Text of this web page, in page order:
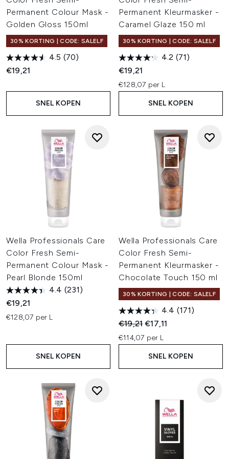
Permanent Colour Mask -
Golden Gloss 150ml
30% KORTING | CODE: SALELF
4.5 (70)
€19,21
SNEL KOPEN
Permanent Kleurmasker -
Caramel Glaze 150 ml
30% KORTING | CODE: SALELF
4.2 (71)
€19,21
€128,07 per L
SNEL KOPEN
Wella Professionals Care
Color Fresh Semi-
Permanent Colour Mask -
Pearl Blonde 150ml
4.4 (231)
€19,21
€128,07 per L
SNEL KOPEN
Wella Professionals Care
Color Fresh Semi-
Permanent Kleurmasker -
Chocolate Touch 150 ml
30% KORTING | CODE: SALELF
4.4 (171)
Recommended Retail Price:
€19,21Huidige prijs:
€17,11
€114,07 per L
SNEL KOPEN